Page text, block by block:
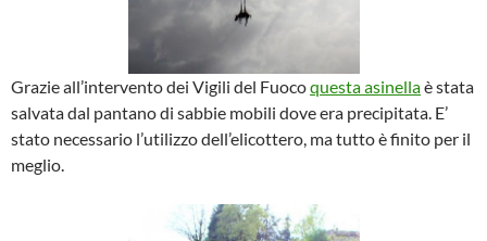
Grazie all’intervento dei Vigili del Fuocoquesta asinellaè stata
salvata dal pantano di sabbie mobili dove era precipitata. E’
stato necessario l’utilizzo dell’elicottero, ma tutto è finito per il
meglio.